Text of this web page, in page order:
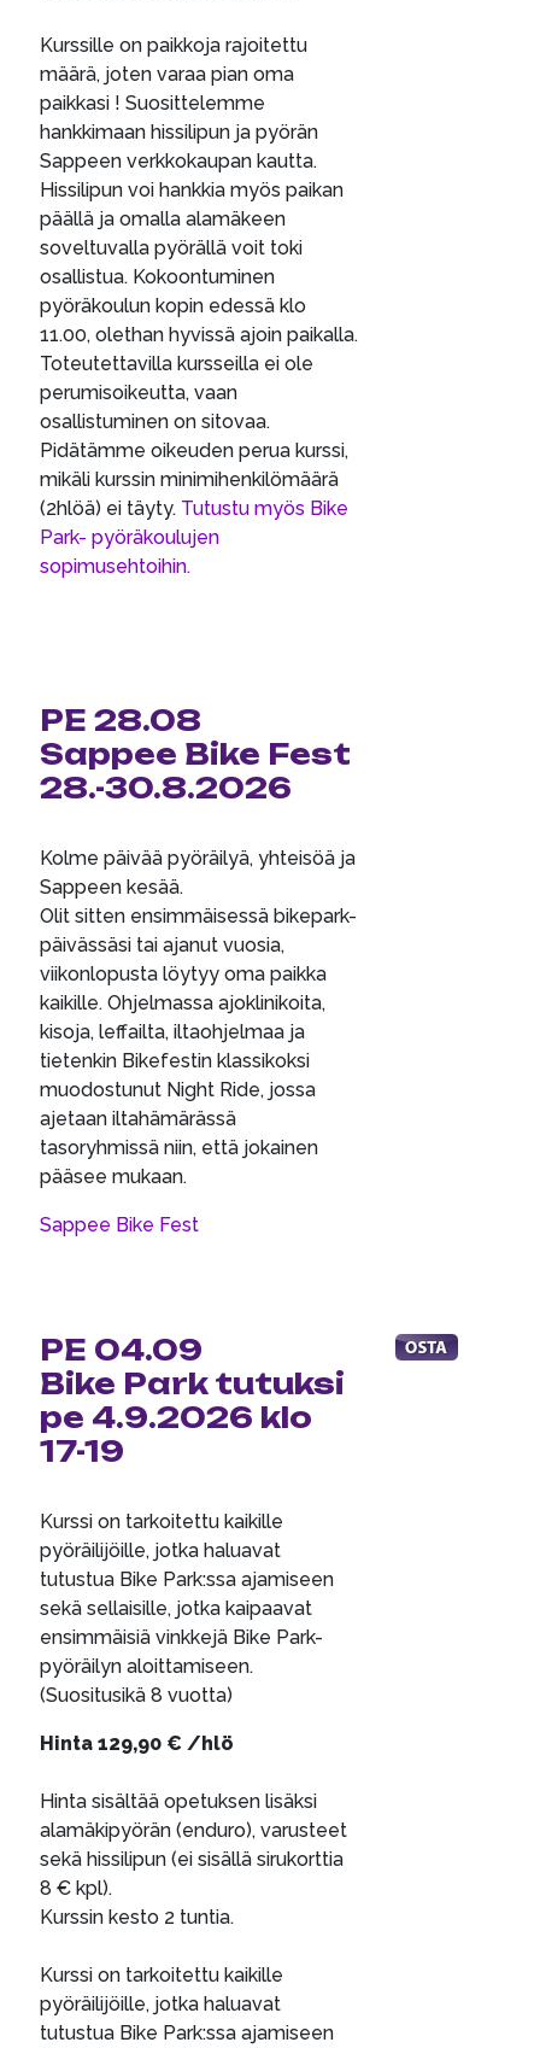
Kurssille on paikkoja rajoitettu
määrä, joten varaa pian oma
paikkasi ! Suosittelemme
hankkimaan hissilipun ja pyörän
Sappeen verkkokaupan kautta.
Hissilipun voi hankkia myös paikan
päällä ja omalla alamäkeen
soveltuvalla pyörällä voit toki
osallistua. Kokoontuminen
pyöräkoulun kopin edessä klo
11.00, olethan hyvissä ajoin paikalla.
Toteutettavilla kursseilla ei ole
perumisoikeutta, vaan
osallistuminen on sitovaa.
Pidätämme oikeuden perua kurssi,
mikäli kurssin minimihenkilömäärä
(2hlöä) ei täyty. Tutustu myös Bike
Park- pyöräkoulujen
sopimusehtoihin.
PE 28.08
Sappee Bike Fest
28.-30.8.2026
Kolme päivää pyöräilyä, yhteisöä ja
Sappeen kesää.
Olit sitten ensimmäisessä bikepark-
päivässäsi tai ajanut vuosia,
viikonlopusta löytyy oma paikka
kaikille. Ohjelmassa ajoklinikoita,
kisoja, leffailta, iltaohjelmaa ja
tietenkin Bikefestin klassikoksi
muodostunut Night Ride, jossa
ajetaan iltahämärässä
tasoryhmissä niin, että jokainen
pääsee mukaan.
Sappee Bike Fest
PE 04.09
Bike Park tutuksi
pe 4.9.2026 klo
17-19
Kurssi on tarkoitettu kaikille
pyöräilijöille, jotka haluavat
tutustua Bike Park:ssa ajamiseen
sekä sellaisille, jotka kaipaavat
ensimmäisiä vinkkejä Bike Park-
pyöräilyn aloittamiseen.
(Suositusikä 8 vuotta)
Hinta 129,90 € /hlö
Hinta sisältää opetuksen lisäksi
alamäkipyörän (enduro), varusteet
sekä hissilipun (ei sisällä sirukorttia
8 € kpl).
Kurssin kesto 2 tuntia.
Kurssi on tarkoitettu kaikille
pyöräilijöille, jotka haluavat
tutustua Bike Park:ssa ajamiseen